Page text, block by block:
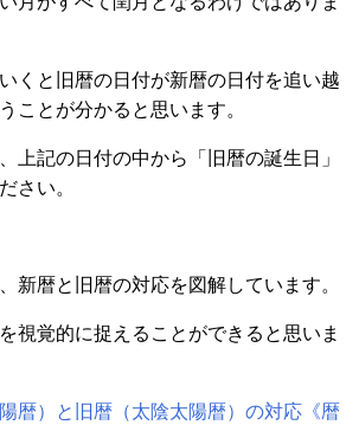
くと旧暦の日付が新暦の日付を追い越
ことが分かると思います。
上記の日付の中から「旧暦の誕生日」
さい。
新暦と旧暦の対応を図解しています。
視覚的に捉えることができると思いま
暦）と旧暦（太陰太陽暦）の対応《暦